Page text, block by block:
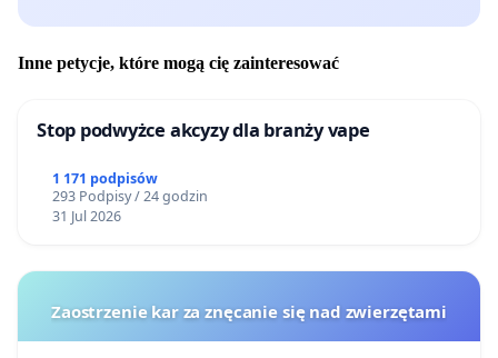
Inne petycje, które mogą cię zainteresować
Stop podwyżce akcyzy dla branży vape
1 171 podpisów
293 Podpisy / 24 godzin
31 Jul 2026
Zaostrzenie kar za znęcanie się nad zwierzętami